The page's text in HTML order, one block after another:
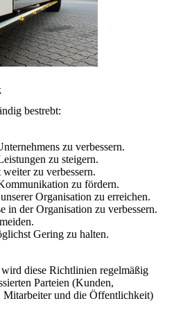
bestrebt:
zu verbessern.
zu steigern.
zu verbessern.
zu fördern.
Organisation zu erreichen.
in der Organisation zu verbessern.
Gering zu halten.
diese Richtlinien regelmäßig
Parteien (Kunden,
Mitarbeiter und die Öffentlichkeit)